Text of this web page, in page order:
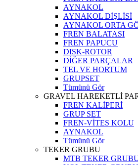
AYNAKOL
AYNAKOL DİŞLİSİ
AYNAKOL ORTA
FREN BALATASI
FREN PAPUCU
DISK-ROTOR
DİĞER PARÇALAR
TEL VE HORTUM
GRUPSET
Tümünü Gör
GRAVEL HAREKETLİ
FREN KALİPERİ
GRUP SET
FREN-VİTES KOLU
AYNAKOL
Tümünü Gör
TEKER GRUBU
MTB TEKER